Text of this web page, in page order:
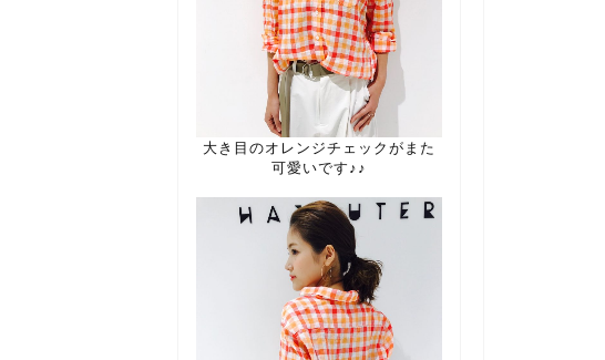
大き目のオレンジチェックがまた
可愛いです♪♪